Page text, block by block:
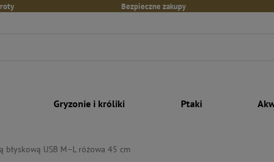
Bezpieczne zakupy
Gryzonie i króliki Ptaki
błyskową USB M–L różowa 45 cm